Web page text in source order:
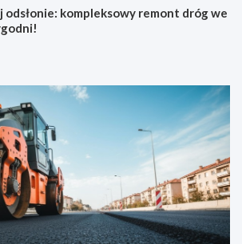
odsłonie: kompleksowy remont dróg we